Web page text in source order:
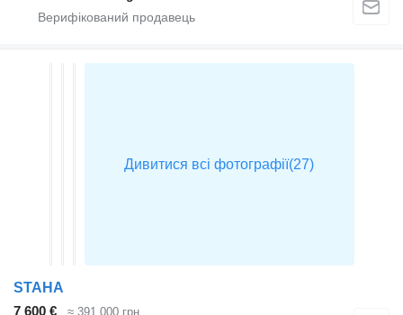
STAHA
7 600 €
≈ 391 000 грн